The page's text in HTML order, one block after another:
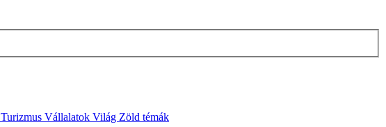
Turizmus Vállalatok Világ Zöld témák